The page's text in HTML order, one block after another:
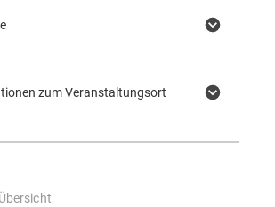
zum Veranstaltungsort